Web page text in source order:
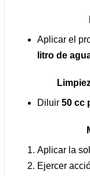
Aplicar el
litro de
Diluir 50 cc
Aplicar la
Ejercer